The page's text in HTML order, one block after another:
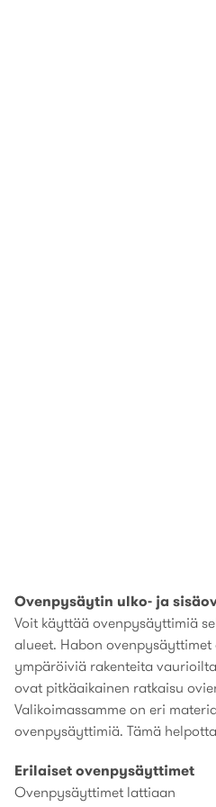
Ovenpysäytin ulko- ja
Voit käyttää ovenpysäyttimiä
alueet. Habon
ympäröiviä rakenteita
ovat pitkäaikainen ratkaisu
Valikoimassamme on eri
ovenpysäyttimiä. Tämä
Erilaiset ovenpysäyttimet
Ovenpysäyttimet lattiaan